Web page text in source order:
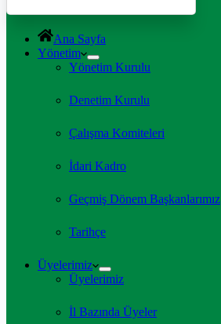
Ana Sayfa
Yönetim
Yönetim Kurulu
Denetim Kurulu
Çalışma Komiteleri
İdari Kadro
Geçmiş Dönem Başkanlarımız
Tarihçe
Üyelerimiz
Üyelerimiz
İl Bazında Üyeler